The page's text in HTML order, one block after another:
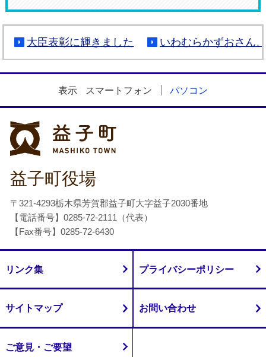
大臣表彰に輝きました いわむらかずおさん
表示 スマートフォン パソコン
益子町役場
〒321-4293栃木県芳賀郡益子町大字益子2030番地
【電話番号】0285-72-2111（代表）
【Fax番号】0285-72-6430
リンク集 プライバシーポリシー
サイトマップ お問い合わせ
ご意見・ご要望